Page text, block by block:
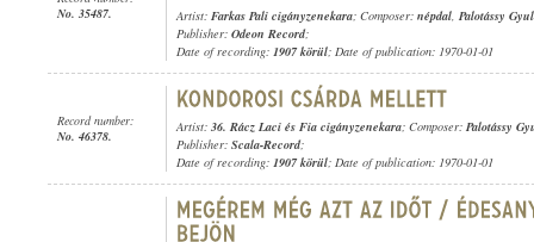
No. 35487.
Artist: Farkas Pali cigányzenekara; Composer: népdal, Palotássy
Publisher: Odeon Record;
Date of recording: 1907 körül; Date of publication: 1970-01-01
Record number:
No. 46378.
Artist: 36. Rácz Laci és Fia cigányzenekara; Composer: Palotássy
Publisher: Scala-Record;
Date of recording: 1907 körül; Date of publication: 1970-01-01